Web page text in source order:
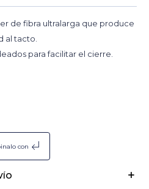
de fibra ultralarga que produce
al tacto.
para facilitar el cierre.
con subdirectory_arrow_left